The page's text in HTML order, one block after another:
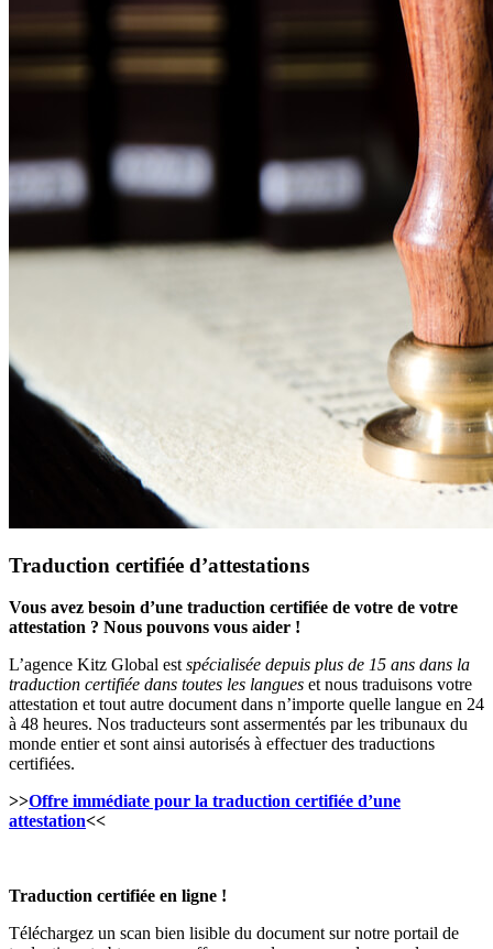
Traduction certifiée d’attestations
Vous avez besoin d’une traduction certifiée de votre de votre
attestation ? Nous pouvons vous aider !
L’agence Kitz Global est spécialisée depuis plus de 15 ans dans la
traduction certifiée dans toutes les langues et nous traduisons votre
attestation et tout autre document dans n’importe quelle langue en 24
à 48 heures. Nos traducteurs sont assermentés par les tribunaux du
monde entier et sont ainsi autorisés à effectuer des traductions
certifiées.
>>Offre immédiate pour la traduction certifiée d’une
attestation<<
Traduction certifiée en ligne !
Téléchargez un scan bien lisible du document sur notre portail de